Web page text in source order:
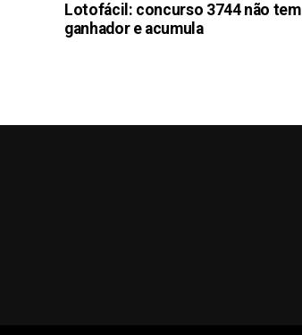
Lotofácil: concurso 3744 não tem
ganhador e acumula